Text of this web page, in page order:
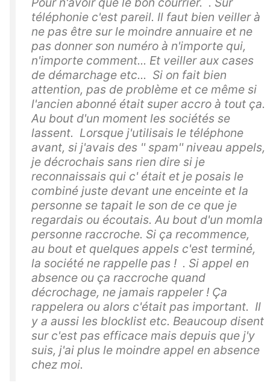
téléphonie c'est pareil. Il faut bien veiller à
ne pas être sur le moindre annuaire et ne
pas donner son numéro à n'importe qui,
n'importe comment... Et veiller aux cases
de démarchage etc... Si on fait bien
attention, pas de problème et ce même si
l'ancien abonné était super accro à tout ça.
Au bout d'un moment les sociétés se
lassent. Lorsque j'utilisais le téléphone
avant, si j'avais des '' spam'' niveau appels,
je décrochais sans rien dire si je
reconnaissais qui c' était et je posais le
combiné juste devant une enceinte et la
personne se tapait le son de ce que je
regardais ou écoutais. Au bout d'un momla
personne raccroche. Si ça recommence,
au bout et quelques appels c'est terminé,
la société ne rappelle pas ! . Si appel en
absence ou ça raccroche quand
décrochage, ne jamais rappeler ! Ça
rappelera ou alors c'était pas important. Il
y a aussi les blocklist etc. Beaucoup disent
sur c'est pas efficace mais depuis que j'y
suis, j'ai plus le moindre appel en absence
chez moi.